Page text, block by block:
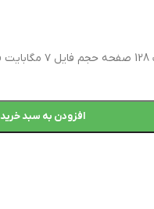
افزودن به سبد خرید